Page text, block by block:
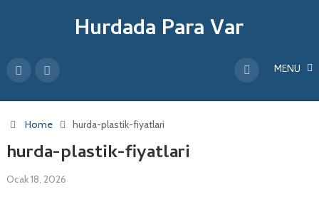
Hurdada Para Var
MENU
Home hurda-plastik-fiyatlari
hurda-plastik-fiyatlari
Ocak 18, 2026